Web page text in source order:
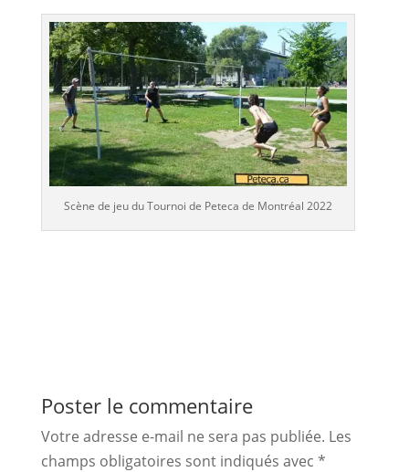
Scène de jeu du Tournoi de Peteca de Montréal 2022
Poster le commentaire
Votre adresse e-mail ne sera pas publiée. Les
champs obligatoires sont indiqués avec *